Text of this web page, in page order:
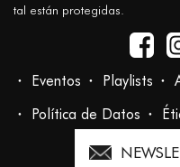
tal están protegidas.
Eventos Playlists
Política de Datos